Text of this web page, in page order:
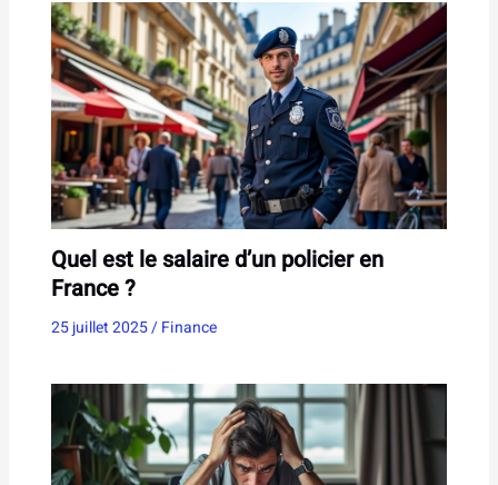
Quel est le salaire d’un policier en
France ?
25 juillet 2025/Finance